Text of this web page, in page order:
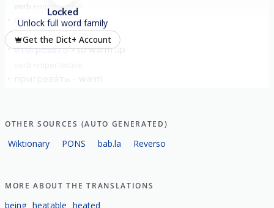
verb imperfective
обогрева́ть to heat
verb imperfective
отогрева́ть to warm up
пригрева́ть
show all
Locked
Unlock full word family
Get the Dict+ Account
OTHER SOURCES (AUTO GENERATED)
Wiktionary PONS bab.la Reverso
MORE ABOUT THE TRANSLATIONS
being heatable heated